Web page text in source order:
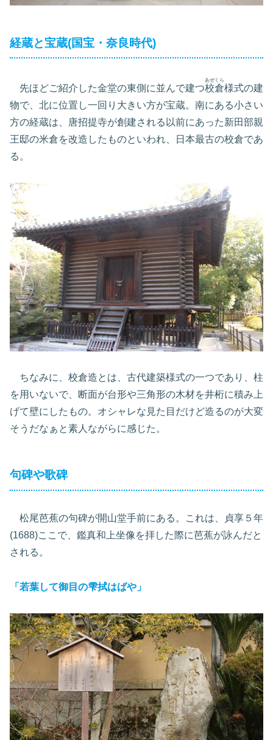
経蔵と宝蔵(国宝・奈良時代)
先ほどご紹介した金堂の東側に並んで建つ校倉
あぜくら
様式の建
物で、北に位置し一回り大きい方が宝蔵。南にある小さい
方の経蔵は、唐招提寺が創建される以前にあった新田部親
王邸の米倉を改造したものといわれ、日本最古の校倉であ
る。
ちなみに、校倉造とは、古代建築様式の一つであり、柱
を用いないで、断面が台形や三角形の木材を井桁に積み上
げて壁にしたもの。オシャレな見た目だけど造るのが大変
そうだなぁと素人ながらに感じた。
句碑や歌碑
松尾芭蕉の句碑が開山堂手前にある。これは、貞享５年
(1688)ここで、鑑真和上坐像を拝した際に芭蕉が詠んだと
される。
「若葉して御目の雫拭はばや」